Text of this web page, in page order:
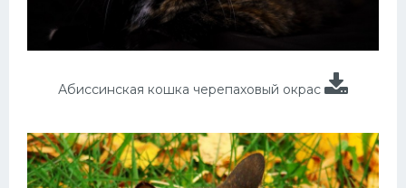
Абиссинская кошка черепаховый окрас